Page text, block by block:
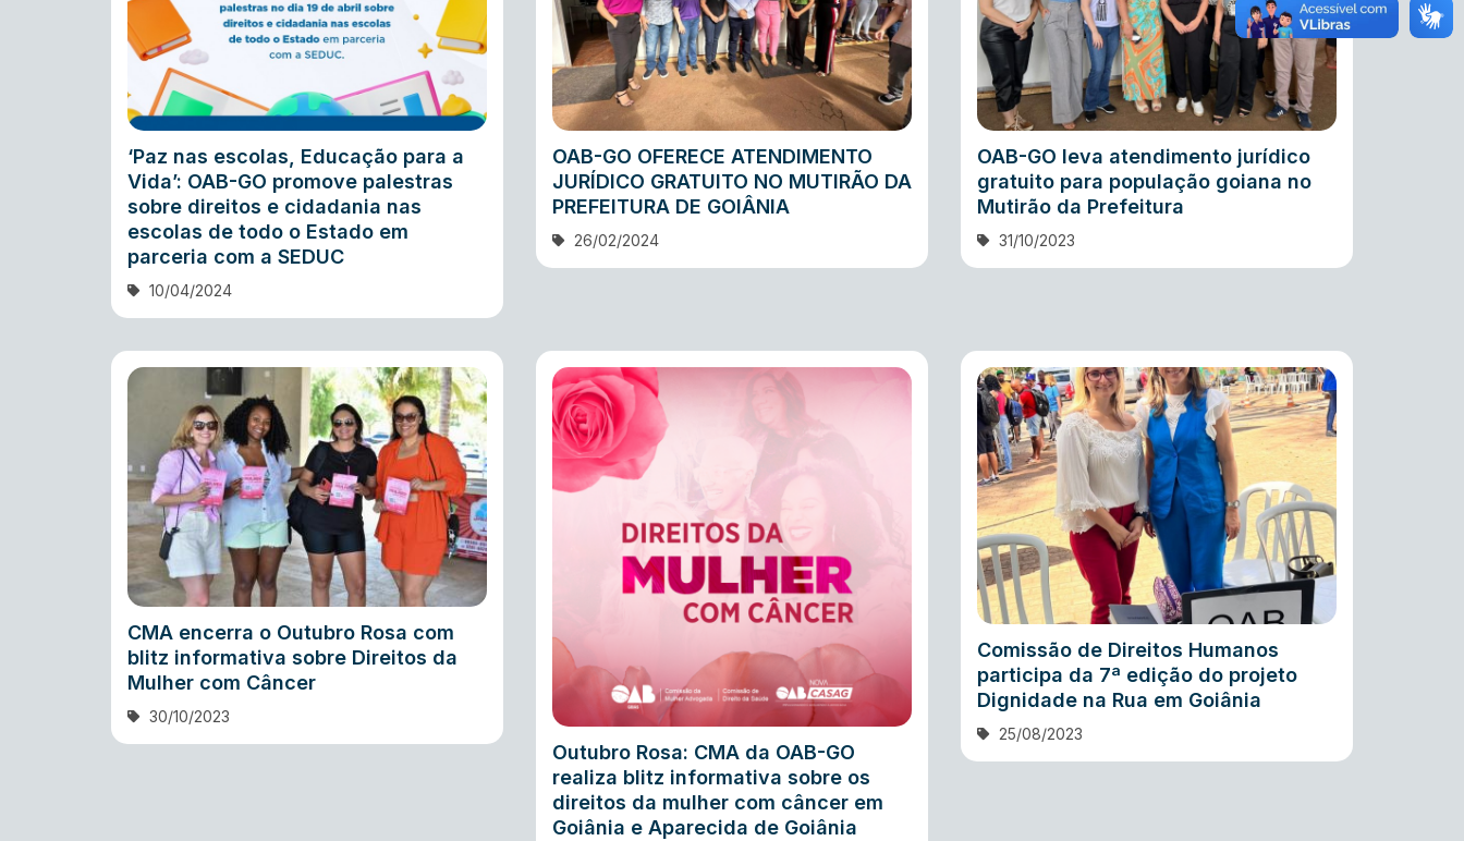
‘Paz nas escolas, Educação para a
Vida’: OAB-GO promove palestras
sobre direitos e cidadania nas
escolas de todo o Estado em
parceria com a SEDUC
10/04/2024
OAB-GO OFERECE ATENDIMENTO
JURÍDICO GRATUITO NO MUTIRÃO DA
PREFEITURA DE GOIÂNIA
26/02/2024
OAB-GO leva atendimento jurídico
gratuito para população goiana no
Mutirão da Prefeitura
31/10/2023
CMA encerra o Outubro Rosa com
blitz informativa sobre Direitos da
Mulher com Câncer
30/10/2023
Outubro Rosa: CMA da OAB-GO
realiza blitz informativa sobre os
direitos da mulher com câncer em
Goiânia e Aparecida de Goiânia
Comissão de Direitos Humanos
participa da 7ª edição do projeto
Dignidade na Rua em Goiânia
25/08/2023